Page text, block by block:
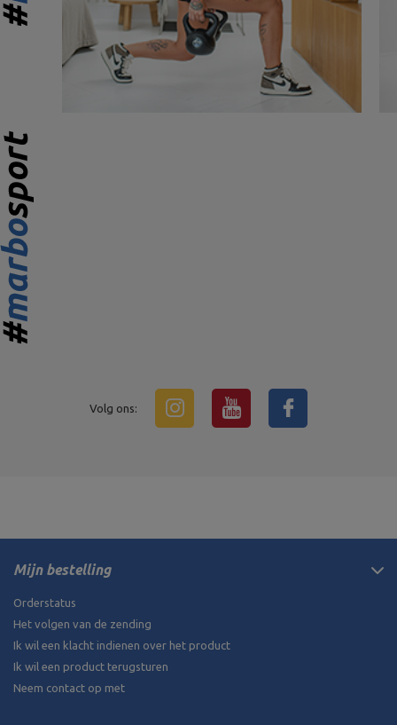
Volg ons:
Mijn bestelling
Orderstatus
Het volgen van de zending
Ik wil een klacht indienen over het product
Ik wil een product terugsturen
Neem contact op met